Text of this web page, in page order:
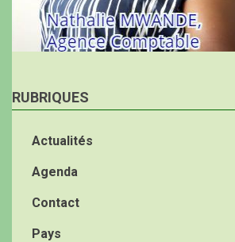
RUBRIQUES
Actualités
Agenda
Contact
Pays